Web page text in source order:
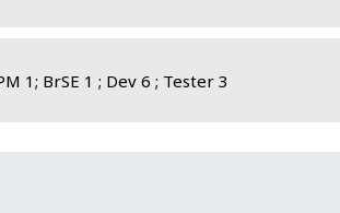
1; BrSE 1 ; Dev 6 ; Tester 3